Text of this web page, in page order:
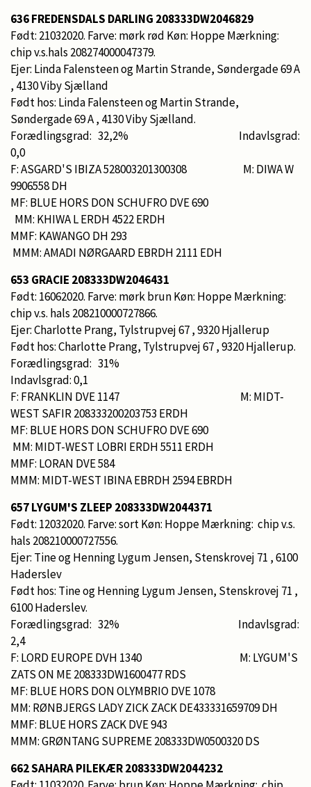
636 FREDENSDALS DARLING 208333DW2046829
Født: 21032020. Farve: mørk rød Køn: Hoppe Mærkning:
chip v.s.hals 208274000047379.
Ejer: Linda Falensteen og Martin Strande, Søndergade 69 A
, 4130 Viby Sjælland
Født hos: Linda Falensteen og Martin Strande,
Søndergade 69 A , 4130 Viby Sjælland.
Forædlingsgrad: 32,2% Indavlsgrad:
0,0
F: ASGARD'S IBIZA 528003201300308 M: DIWA W
9906558 DH
MF: BLUE HORS DON SCHUFRO DVE 690
MM: KHIWA L ERDH 4522 ERDH
MMF: KAWANGO DH 293
MMM: AMADI NØRGAARD EBRDH 2111 EDH
653 GRACIE 208333DW2046431
Født: 16062020. Farve: mørk brun Køn: Hoppe Mærkning:
chip v.s. hals 208210000727866.
Ejer: Charlotte Prang, Tylstrupvej 67 , 9320 Hjallerup
Født hos: Charlotte Prang, Tylstrupvej 67 , 9320 Hjallerup.
Forædlingsgrad: 31%
Indavlsgrad: 0,1
F: FRANKLIN DVE 1147 M: MIDT-
WEST SAFIR 208333200203753 ERDH
MF: BLUE HORS DON SCHUFRO DVE 690
MM: MIDT-WEST LOBRI ERDH 5511 ERDH
MMF: LORAN DVE 584
MMM: MIDT-WEST IBINA EBRDH 2594 EBRDH
657 LYGUM'S ZLEEP 208333DW2044371
Født: 12032020. Farve: sort Køn: Hoppe Mærkning: chip v.s.
hals 208210000727556.
Ejer: Tine og Henning Lygum Jensen, Stenskrovej 71 , 6100
Haderslev
Født hos: Tine og Henning Lygum Jensen, Stenskrovej 71 ,
6100 Haderslev.
Forædlingsgrad: 32% Indavlsgrad:
2,4
F: LORD EUROPE DVH 1340 M: LYGUM'S
ZATS ON ME 208333DW1600477 RDS
MF: BLUE HORS DON OLYMBRIO DVE 1078
MM: RØNBJERGS LADY ZICK ZACK DE433331659709 DH
MMF: BLUE HORS ZACK DVE 943
MMM: GRØNTANG SUPREME 208333DW0500320 DS
662 SAHARA PILEKÆR 208333DW2044232